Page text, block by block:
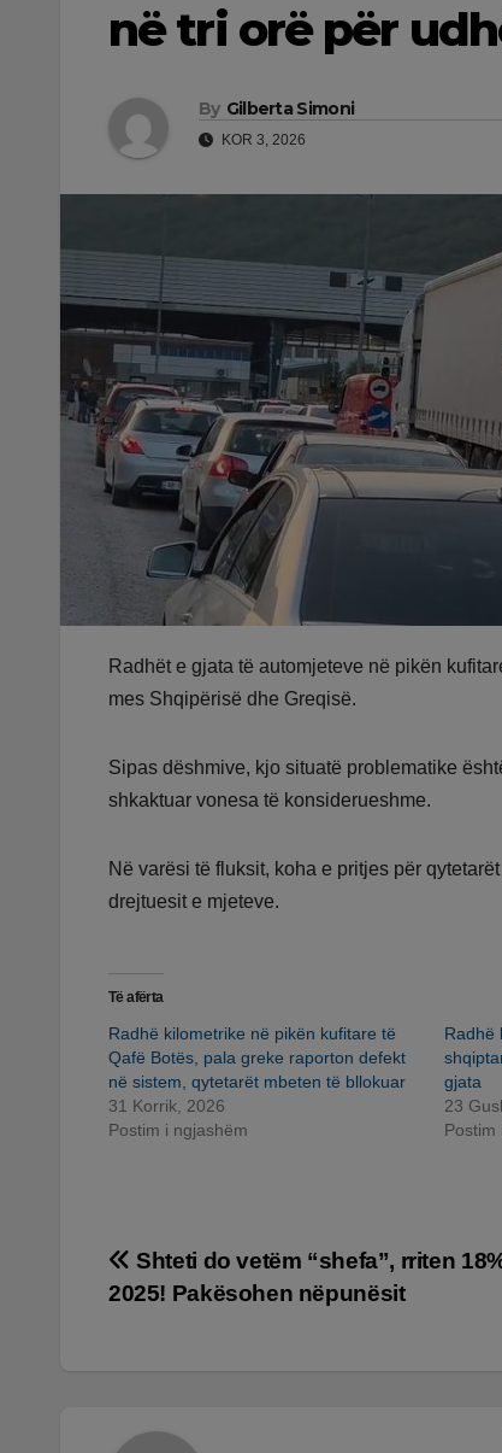
në tri orë për
By Gilberta Simoni
KOR 3, 2026
Radhët e gjata të automjeteve në pikën
mes Shqipërisë dhe Greqisë.
Sipas dëshmive, kjo situatë problematike
shkaktuar vonesa të konsiderueshme.
Në varësi të fluksit, koha e pritjes për
drejtuesit e mjeteve.
Të afërta
Radhë kilometrike në pikën kufitare të
Qafë Botës, pala greke raporton defekt
në sistem, qytetarët mbeten të bllokuar
31 Korrik, 2026
Postim i ngjashëm
Radhë
gjata
23
Postim
Lëvizje
Shteti do vetëm “shefa”, rriten
2025! Pakësohen nëpunësit